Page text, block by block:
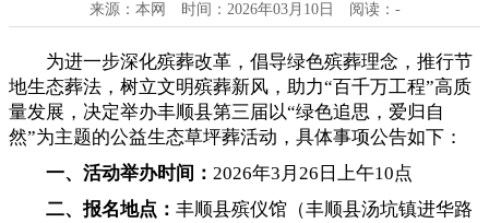
来源：本网 时间：2026年03月10日 阅读： -
为进一步深化殡葬改革 ， 倡导绿色殡葬理念，推行节
地生态葬法 ， 树立文明殡葬新风，助力“百千万工程”高质
量发展 ， 决定举办丰顺县第三届以“绿色追思，爱归自
然”为主题的公益生态草坪葬活动 ， 具体事项公告如下：
一、活动举办时间： 2026年3月26日上午10点
二、报名地点： 丰顺县殡仪馆（丰顺县汤坑镇进华路